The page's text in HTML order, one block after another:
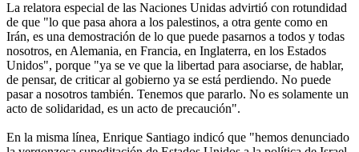
La relatora especial de las Naciones Unidas advirtió con rotundidad
de que "lo que pasa ahora a los palestinos, a otra gente como en
Irán, es una demostración de lo que puede pasarnos a todos y todas
nosotros, en Alemania, en Francia, en Inglaterra, en los Estados
Unidos", porque "ya se ve que la libertad para asociarse, de hablar,
de pensar, de criticar al gobierno ya se está perdiendo. No puede
pasar a nosotros también. Tenemos que pararlo. No es solamente un
acto de solidaridad, es un acto de precaución".
En la misma línea, Enrique Santiago indicó que "hemos denunciado